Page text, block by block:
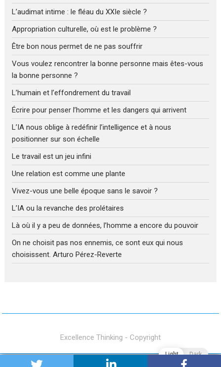
L’audimat intime : le fléau du XXIe siècle ?
Appropriation culturelle, où est le problème ?
Être bon nous permet de ne pas souffrir
Vous voulez rencontrer la bonne personne mais êtes-vous
la bonne personne ?
L’humain et l’effondrement du travail
Écrire pour penser l’homme et les dangers qui arrivent
L’IA nous oblige à redéfinir l’intelligence et à nous
positionner sur son échelle
Le travail est un jeu infini
Une relation est comme une plante
Vivez-vous une belle époque sans le savoir ?
L’IA ou la revanche des prolétaires
Là où il y a peu de données, l’homme a encore du pouvoir
On ne choisit pas nos ennemis, ce sont eux qui nous
choisissent. Arturo Pérez-Reverte
Excellence Thinking - Copyright
Light Dark